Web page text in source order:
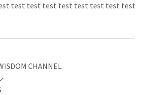
test test test test test test test test
CHANNEL